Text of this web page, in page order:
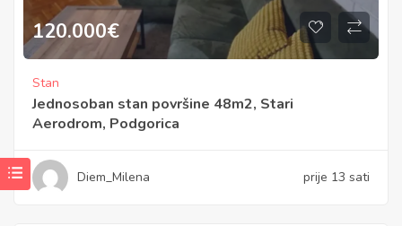
120.000€
Stan
Jednosoban stan površine 48m2, Stari
Aerodrom, Podgorica
Diem_Milena prije 13 sati